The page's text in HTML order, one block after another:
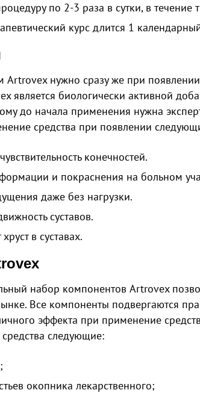
по 2-3 раза в сутки, в течение
курс длится 1
Artrovex нужно сразу же при
является биологически активной
до начала применения нужна
средства при появлении
конечностей.
и покраснения на больном
даже без нагрузки.
суставов.
в суставах.
набор компонентов Artrovex
Все компоненты подвергаются
эффекта при применение
средства следующие:
окопника лекарственного;